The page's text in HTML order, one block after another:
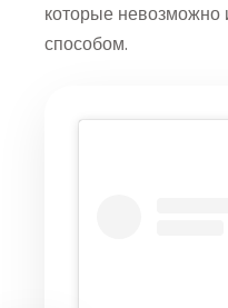
которые невозможно
способом.